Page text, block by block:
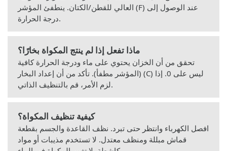
العالي للقطن/الكتان. ينطفئ المؤشر (F) عند الوصول إلى
درجة الحرارة.
ماذا تفعل إذا لم ينتج المكواة بخارًا؟
تحقق من أن الخزان يحتوي على ماء ودرجة الحرارة كافية
(المؤشر مطفأ). تأكد من أن إعداد البخار (C) ليس على 0. إذا
لزم الأمر، قم بالتنظيف الذاتي.
كيفية تنظيف المكواة؟
افصل الكهرباء وانتظر حتى تبرد. نظف القاعدة والجسم بقطعة
قماش مبللة ومنظف معتدل. لا تستخدم مذيبات أو مواد